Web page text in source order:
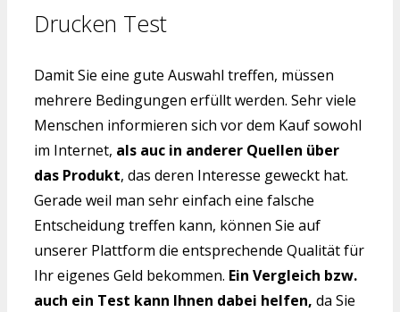
Drucken Test
Damit Sie eine gute Auswahl treffen, müssen
mehrere Bedingungen erfüllt werden. Sehr viele
Menschen informieren sich vor dem Kauf sowohl
im Internet, als auc in anderer Quellen über
das Produkt, das deren Interesse geweckt hat.
Gerade weil man sehr einfach eine falsche
Entscheidung treffen kann, können Sie auf
unserer Plattform die entsprechende Qualität für
Ihr eigenes Geld bekommen. Ein Vergleich bzw.
auch ein Test kann Ihnen dabei helfen, da Sie